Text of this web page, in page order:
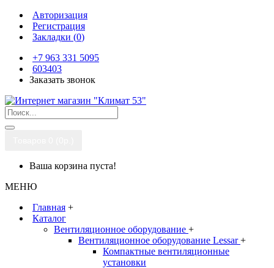
Авторизация
Регистрация
Закладки (0)
+7 963 331 5095
603403
Заказать звонок
Ваша корзина пуста!
МЕНЮ
Главная +
Каталог
Вентиляционное оборудование +
Вентиляционное оборудование Lessar+
Компактные вентиляционные
установки